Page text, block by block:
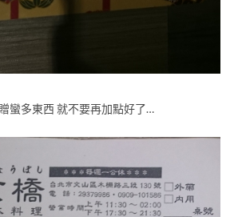
蠻多東西 就不要再加點好了…